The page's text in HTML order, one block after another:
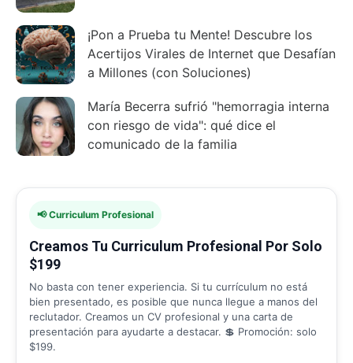
¡Pon a Prueba tu Mente! Descubre los
Acertijos Virales de Internet que Desafían
a Millones (con Soluciones)
María Becerra sufrió "hemorragia interna
con riesgo de vida": qué dice el
comunicado de la familia
📢 Curriculum Profesional
Creamos Tu Curriculum Profesional Por Solo
$199
No basta con tener experiencia. Si tu currículum no está
bien presentado, es posible que nunca llegue a manos del
reclutador. Creamos un CV profesional y una carta de
presentación para ayudarte a destacar. 💲 Promoción: solo
$199.